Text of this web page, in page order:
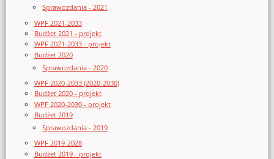
Sprawozdania - 2021
WPF 2021-2033
Budżet 2021 - projekt
WPF 2021-2033 - projekt
Budżet 2020
Sprawozdania - 2020
WPF 2020-2033 (2020-2030)
Budżet 2020 - projekt
WPF 2020-2030 - projekt
Budżet 2019
Sprawozdania - 2019
WPF 2019-2028
Budżet 2019 - projekt